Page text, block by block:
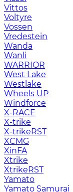
Vittos
Voltyre
Vossen
Vredestein
Wanda
Wanli
WARRIOR
West Lake
Westlake
Wheels UP
Windforce
X-RACE
X-trike
X-trikeRST
XCMG
XinFA
Xtrike
XtrikeRST
Yamato
Yamato Samurai